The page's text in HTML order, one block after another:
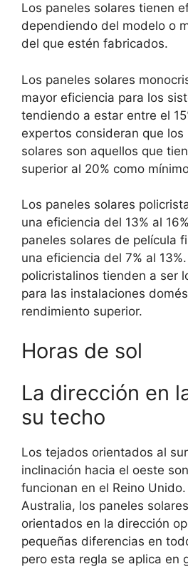
Los paneles solares tienen
dependiendo del modelo o
del que estén fabricados.
Los paneles solares
mayor eficiencia para los
tendiendo a estar entre el
expertos consideran que los
solares son aquellos que
superior al 20% como
Los paneles solares
una eficiencia del 13% al
paneles solares de película
una eficiencia del 7% al
policristalinos tienden a ser
para las instalaciones
rendimiento superior.
Horas de sol
La dirección en
su techo
Los tejados orientados al
inclinación hacia el oeste
funcionan en el Reino
Australia, los paneles
orientados en la dirección
pequeñas diferencias en
pero esta regla se aplica en